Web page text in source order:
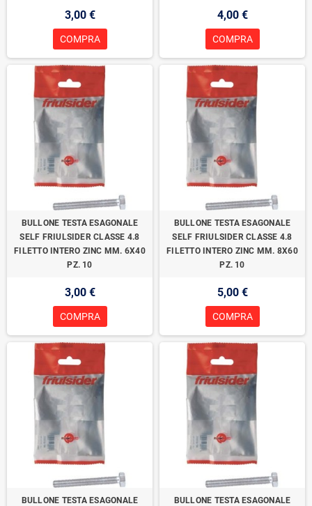
3,00 €
COMPRA
4,00 €
COMPRA
BULLONE TESTA ESAGONALE
SELF FRIULSIDER CLASSE 4.8
FILETTO INTERO ZINC MM. 6X40
PZ. 10
3,00 €
COMPRA
BULLONE TESTA ESAGONALE
SELF FRIULSIDER CLASSE 4.8
FILETTO INTERO ZINC MM. 8X60
PZ. 10
5,00 €
COMPRA
BULLONE TESTA ESAGONALE
BULLONE TESTA ESAGONALE